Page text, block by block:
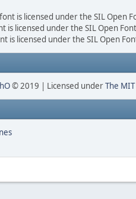
is licensed under the SIL Open
licensed under the SIL Open
is licensed under the SIL Open
© 2019 | Licensed underThe